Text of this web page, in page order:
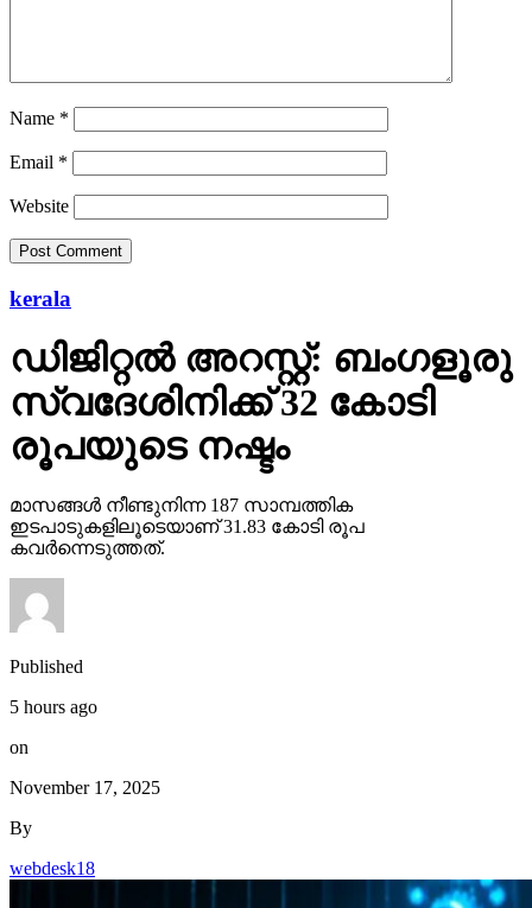
Name *
Email *
Website
kerala
ഡിജിറ്റല്‍ അറസ്റ്റ്: ബംഗളൂരു
സ്വദേശിനിക്ക് 32 കോടി
രൂപയുടെ നഷ്ടം
മാസങ്ങള്‍ നീണ്ടുനിന്ന 187 സാമ്പത്തിക
ഇടപാടുകളിലൂടെയാണ് 31.83 കോടി രൂപ
കവര്‍ന്നെടുത്തത്.
Published
5 hours ago
on
November 17, 2025
By
webdesk18